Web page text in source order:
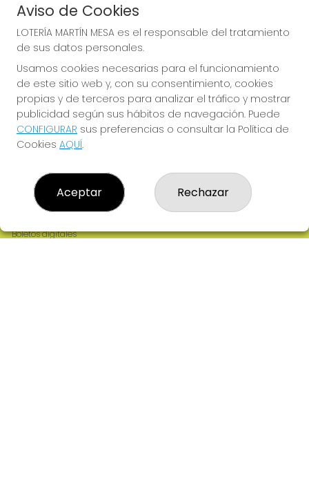
Imagen anterior
LOTERÍA MARTÍN MESA
Resultados
Contacto
Empresas
Boletos digitales
Aviso de Cookies
LOTERÍA MARTÍN MESA es el responsable del tratamiento
de sus datos personales.
Usamos cookies necesarias para el funcionamiento
de este sitio web y, con su consentimiento, cookies
propias y de terceros para analizar el tráfico y mostrar
publicidad según sus hábitos de navegación. Puede
CONFIGURAR sus preferencias o consultar la Política de
Cookies AQUÍ.
Aceptar Rechazar